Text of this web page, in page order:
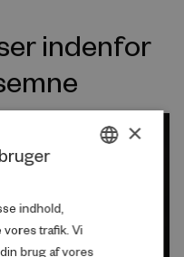
indenfor
×
indhold,
trafik. Vi
brug af vores